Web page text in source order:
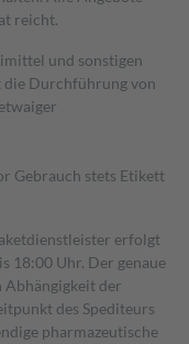
reicht.
und sonstigen
Durchführung von
Gebrauch stets Etikett
erfolgt
18:00 Uhr. Der genaue
Abhängigkeit der
des Spediteurs
pharmazeutische